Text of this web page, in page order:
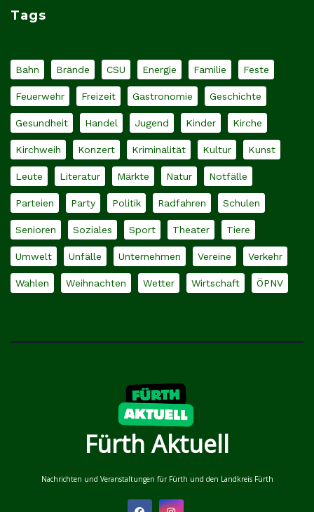
Tags
Bahn Brände CSU Energie Familie Feste
Feuerwehr Freizeit Gastronomie Geschichte
Gesundheit Handel Jugend Kinder Kirche
Kirchweih Konzert Kriminalität Kultur Kunst
Leute Literatur Märkte Natur Notfälle
Parteien Party Politik Radfahren Schulen
Senioren Soziales Sport Theater Tiere
Umwelt Unfälle Unternehmen Vereine Verkehr
Wahlen Weihnachten Wetter Wirtschaft ÖPNV
Fürth Aktuell
Nachrichten und Veranstaltungen für Fürth und den Landkreis Fürth